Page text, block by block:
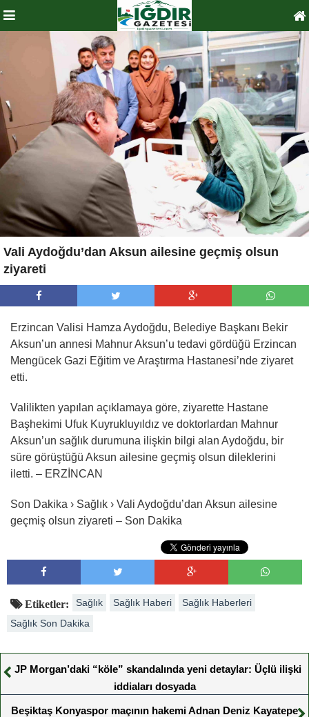
Vali Aydoğdu’dan Aksun ailesine geçmiş olsun
ziyareti
Erzincan Valisi Hamza Aydoğdu, Belediye Başkanı Bekir
Aksun’un annesi Mahnur Aksun’u tedavi gördüğü Erzincan
Mengücek Gazi Eğitim ve Araştırma Hastanesi’nde ziyaret
etti.
Valilikten yapılan açıklamaya göre, ziyarette Hastane
Başhekimi Ufuk Kuyrukluyıldız ve doktorlardan Mahnur
Aksun’un sağlık durumuna ilişkin bilgi alan Aydoğdu, bir
süre görüştüğü Aksun ailesine geçmiş olsun dileklerini
iletti. – ERZİNCAN
Son Dakika › Sağlık › Vali Aydoğdu’dan Aksun ailesine
geçmiş olsun ziyareti – Son Dakika
Etiketler: Sağlık Sağlık Haberi
Sağlık Haberleri
Sağlık Son Dakika
JP Morgan’daki “köle” skandalında yeni detaylar: Üçlü ilişki
iddiaları dosyada
Beşiktaş Konyaspor maçının hakemi Adnan Deniz Kayatepe